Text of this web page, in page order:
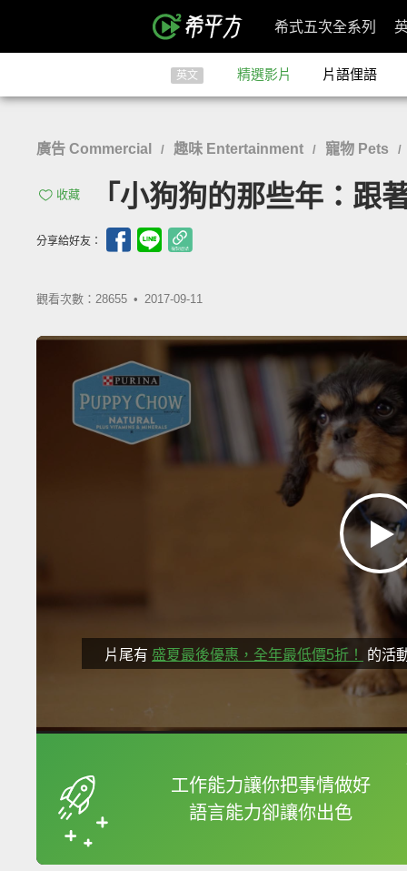
希式五次全系列
英文 精選影片 片語俚語
廣告 Commercial / 趣味 Entertainment / 寵物 Pets /
收藏 「小狗狗的那些年：
分享給好友：
觀看次數：28655 • 2017-09-11
片尾有 盛夏最後優惠，全年最低價5折！ 的活
工作能力讓你把事情做好
語言能力卻讓你出色
框選或點兩下字幕可